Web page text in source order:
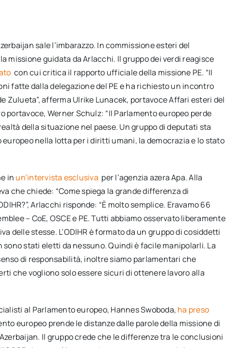
sale l’imbarazzo. In commissione esteri del
missione guidata da Arlacchi. Il gruppo dei verdi reagisce
con cui critica il rapporto ufficiale della missione PE. “Il
fatte dalla delegazione del PE e ha richiesto un incontro
Zulueta”, afferma Ulrike Lunacek, portavoce Affari esteri del
portavoce, Werner Schulz: “Il Parlamento europeo perde
della situazione nel paese. Un gruppo di deputati sta
nella lotta per i diritti umani, la democrazia e lo stato
in un’intervista esclusiva per l’agenzia azera Apa. Alla
che chiede: “Come spiega la grande differenza di
Arlacchi risponde: “È molto semplice. Eravamo 66
– CoE, OSCE e PE. Tutti abbiamo osservato liberamente
delle stesse. L’ODIHR è formato da un gruppo di cosiddetti
stati eletti da nessuno. Quindi è facile manipolarli. La
di responsabilità, inoltre siamo parlamentari che
che vogliono solo essere sicuri di ottenere lavoro alla
al Parlamento europeo, Hannes Swoboda, ha preso
europeo prende le distanze dalle parole della missione di
Il gruppo crede che le differenze tra le conclusioni